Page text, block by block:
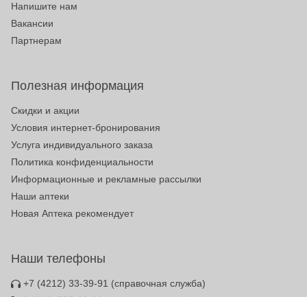
Напишите нам
Вакансии
Партнерам
Полезная информация
Скидки и акции
Условия интернет-бронирования
Услуга индивидуального заказа
Политика конфиденциальности
Информационные и рекламные рассылки
Наши аптеки
Новая Аптека рекомендует
Наши телефоны
+7 (4212) 33-39-91 (справочная служба)